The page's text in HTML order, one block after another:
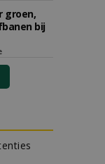
groen,
bij